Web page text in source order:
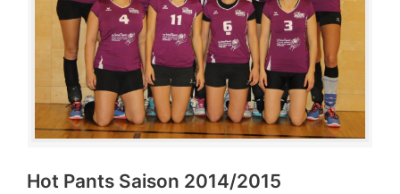
Hot Pants Saison 2014/2015